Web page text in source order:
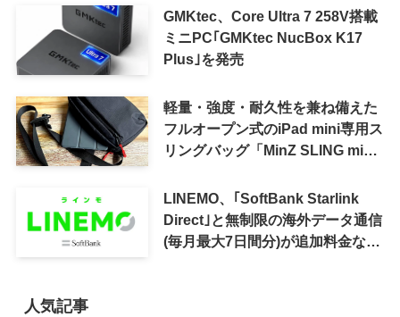
GMKtec、Core Ultra 7 258V搭載
ミニPC｢GMKtec NucBox K17
Plus｣を発売
軽量・強度・耐久性を兼ね備えた
フルオープン式のiPad mini専用ス
リングバッグ「MinZ SLING mini
LINEMO、｢SoftBank Starlink
Direct｣と無制限の海外データ通信
(毎月最大7日間分)が追加料金なし
人気記事